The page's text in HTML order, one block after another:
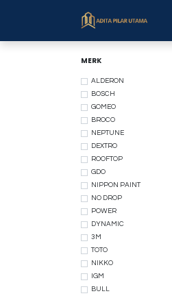
MERK
ALDERON
BOSCH
GOMEO
BROCO
NEPTUNE
DEXTRO
ROOFTOP
GDO
NIPPON PAINT
NO DROP
POWER
DYNAMIC
3M
TOTO
NIKKO
IGM
BULL